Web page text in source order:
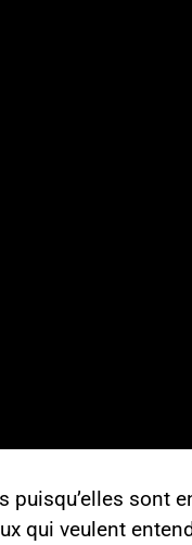
puisqu’elles sont
qui veulent